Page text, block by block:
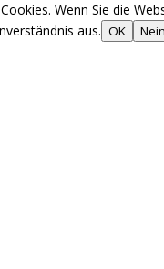
Wenn Sie die
aus. OK Nein